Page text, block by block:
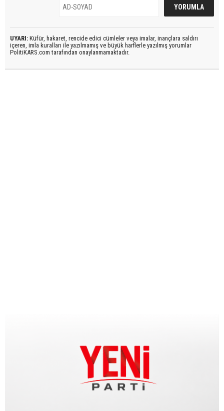
UYARI: Küfür, hakaret, rencide edici cümleler veya imalar, inançlara saldırı
içeren, imla kuralları ile yazılmamış ve büyük harflerle yazılmış yorumlar
PolitiKARS.com tarafından onaylanmamaktadır.